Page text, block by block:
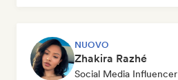
NUOVO
Zhakira Razhé
Social Media Influencer